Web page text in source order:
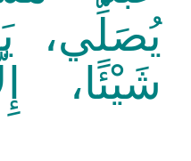
يُصَلِّي،
شَيْئًا،